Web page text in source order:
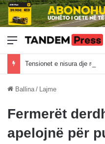
Meny
Ballina / Lajme
Fermerët
apelojnë për